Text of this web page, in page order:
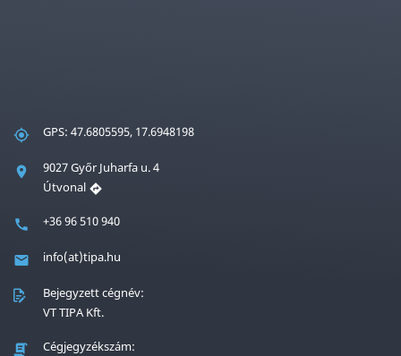
GPS: 47.6805595, 17.6948198
9027 Győr Juharfa u. 4
Útvonal
+36 96 510 940
info(at)tipa.hu
Bejegyzett cégnév:
VT TIPA Kft.
Cégjegyzékszám: